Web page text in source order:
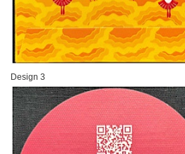
Design 3